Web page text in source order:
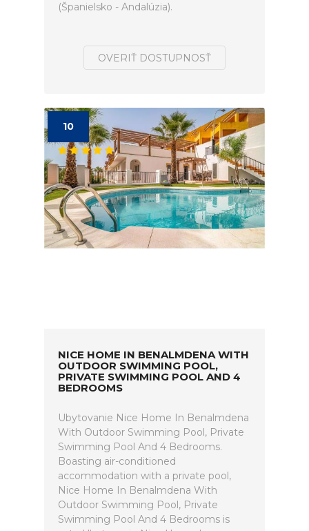
(Španielsko - Andalúzia).
OVERIŤ DOSTUPNOSŤ
10
NICE HOME IN BENALMDENA WITH
OUTDOOR SWIMMING POOL,
PRIVATE SWIMMING POOL AND 4
BEDROOMS
Ubytovanie Nice Home In Benalmdena
With Outdoor Swimming Pool, Private
Swimming Pool And 4 Bedrooms.
Boasting air-conditioned
accommodation with a private pool,
Nice Home In Benalmdena With
Outdoor Swimming Pool, Private
Swimming Pool And 4 Bedrooms is